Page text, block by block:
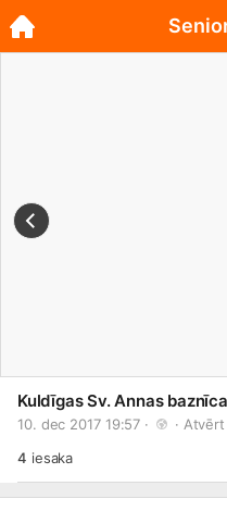
Kuldīgas Sv. Annas baznīca
10. dec 2017 19:57 · ·
4 iesaka